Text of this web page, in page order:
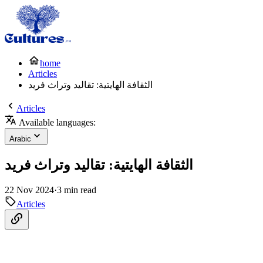
home
Articles
الثقافة الهايتية: تقاليد وتراث فريد
Articles
Available languages:
Arabic
الثقافة الهايتية: تقاليد وتراث فريد
22 Nov 2024·3 min read
Articles